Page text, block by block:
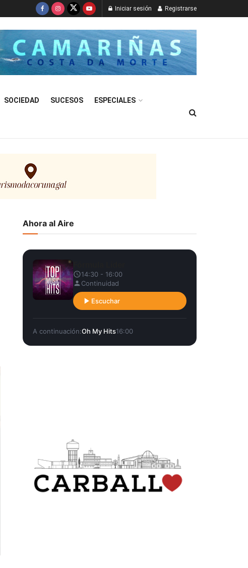
Iniciar sesión Registrarse
SOCIEDAD SUCESOS ESPECIALES
Ahora al Aire
14:30 - 16:00
Continuidad
Escuchar
A continuación:Oh My Hits16:00